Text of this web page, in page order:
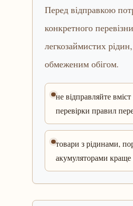
Перед відправкою
конкретного
легкозаймистих
обмеженим обігом.
не відправляйте
перевірки правил
товари з рідинами,
акумуляторами